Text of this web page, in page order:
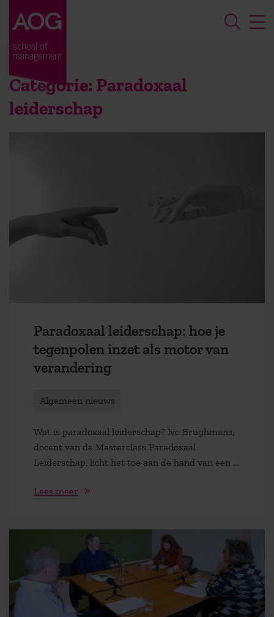
Categorie: Paradoxaal
leiderschap
Paradoxaal leiderschap: hoe je
tegenpolen inzet als motor van
verandering
Algemeen nieuws
Wat is paradoxaal leiderschap? Ivo Brughmans,
docent van de Masterclass Paradoxaal
Leiderschap, licht het toe aan de hand van een ...
Lees meer